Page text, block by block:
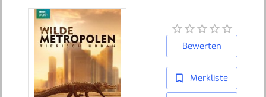
Bewerten
Merkliste